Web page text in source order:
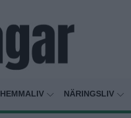
HEMMALIV NÄRINGSLIV